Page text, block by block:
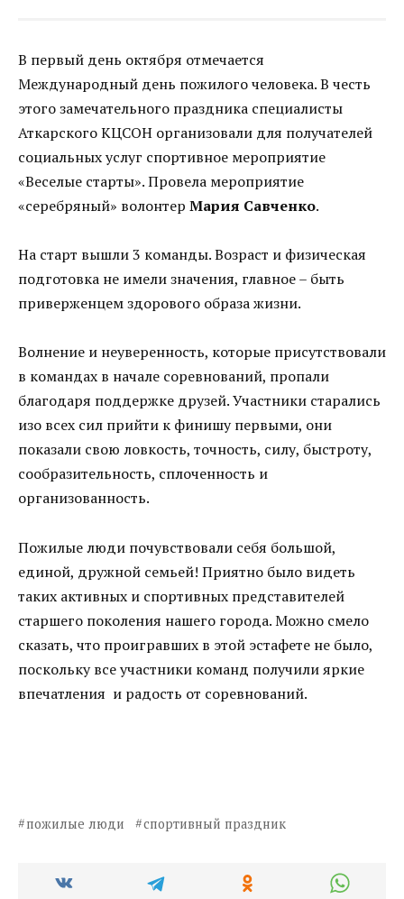
В первый день октября отмечается
Международный день пожилого человека. В честь
этого замечательного праздника специалисты
Аткарского КЦСОН организовали для получателей
социальных услуг спортивное мероприятие
«Веселые старты». Провела мероприятие
«серебряный» волонтер Мария Савченко.
На старт вышли 3 команды. Возраст и физическая
подготовка не имели значения, главное – быть
приверженцем здорового образа жизни.
Волнение и неуверенность, которые присутствовали
в командах в начале соревнований, пропали
благодаря поддержке друзей. Участники старались
изо всех сил прийти к финишу первыми, они
показали свою ловкость, точность, силу, быстроту,
сообразительность, сплоченность и
организованность.
Пожилые люди почувствовали себя большой,
единой, дружной семьей! Приятно было видеть
таких активных и спортивных представителей
старшего поколения нашего города. Можно смело
сказать, что проигравших в этой эстафете не было,
поскольку все участники команд получили яркие
впечатления и радость от соревнований.
пожилые люди спортивный праздник